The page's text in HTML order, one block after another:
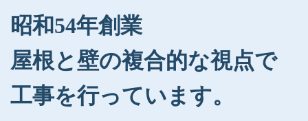
昭和54年創業
屋根と壁の複合的な視点で
工事を行っています。